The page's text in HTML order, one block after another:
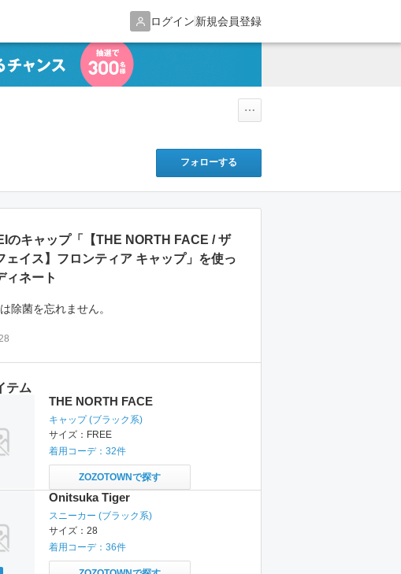
ログイン新規会員登録
フォローする
テム
THE NORTH FACE
キャップ(ブラック系)
サイズ： FREE
着用コーデ： 32件
ZOZOTOWNで探す
Onitsuka Tiger
スニーカー (ブラック系)
サイズ： 28
着用コーデ： 36件
のキャップ「【THE NORTH FACE / ザ
ェイス】フロンティア キャップ」を使っ
ィネート